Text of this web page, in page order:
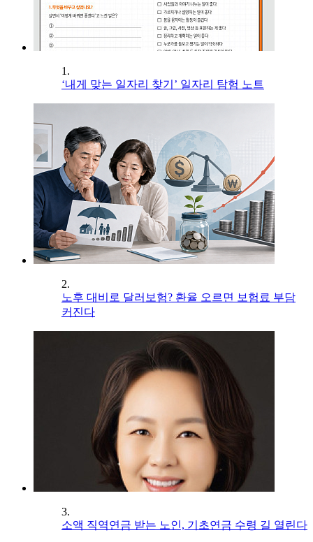
1.
‘내게 맞는 일자리 찾기’ 일자리 탐험 노트
2.
노후 대비로 달러보험? 환율 오르면 보험료 부담
커진다
3.
소액 직역연금 받는 노인, 기초연금 수령 길 열린다